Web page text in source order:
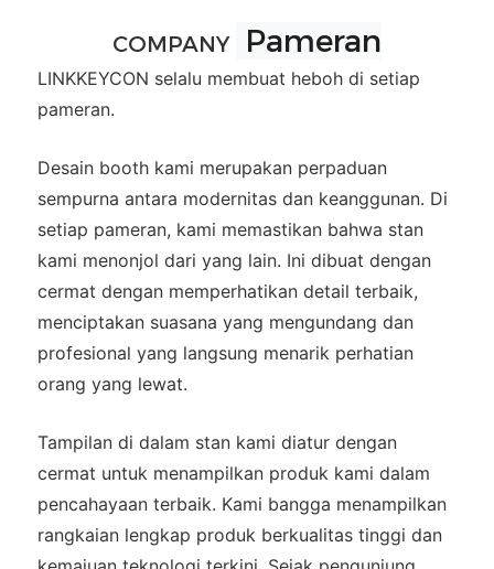
COMPANY Pameran
LINKKEYCON selalu membuat heboh di setiap
pameran.
Desain booth kami merupakan perpaduan
sempurna antara modernitas dan keanggunan. Di
setiap pameran, kami memastikan bahwa stan
kami menonjol dari yang lain. Ini dibuat dengan
cermat dengan memperhatikan detail terbaik,
menciptakan suasana yang mengundang dan
profesional yang langsung menarik perhatian
orang yang lewat.
Tampilan di dalam stan kami diatur dengan
cermat untuk menampilkan produk kami dalam
pencahayaan terbaik. Kami bangga menampilkan
rangkaian lengkap produk berkualitas tinggi dan